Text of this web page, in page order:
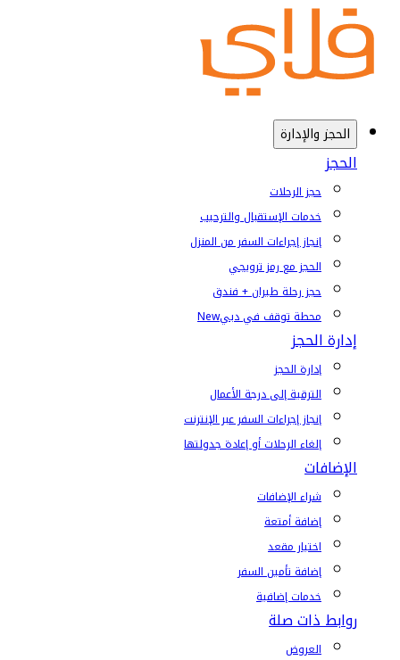
الحجز والإدارة
الحجز
حجز الرحلات
خدمات الإستقبال والترحيب
إنجاز إجراءات السفر من المنزل
الحجز مع رمز ترويجي
حجز رحلة طيران + فندق
محطة توقف في دبيNew
إدارة الحجز
إدارة الحجز
الترقية إلى درجة الأعمال
إنجاز إجراءات السفر عبر الإنترنت
إلغاء الرحلات أو إعادة جدولتها
الإضافات
شراء الإضافات
إضافة أمتعة
اختيار مقعد
إضافة تأمين السفر
خدمات إضافية
روابط ذات صلة
العروض